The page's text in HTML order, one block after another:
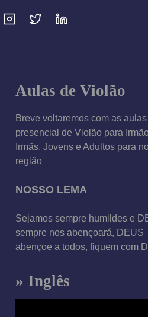
Aulas de Violão
Breve voltaremos com as aulas
presencial de Violão para
Irmãs, Jovens e Adultos para
região
NOSSO LEMA
Sejamos sempre humildes e
sempre nos abençoará, DEUS
abençoe a todos, fiquem com
» Inglês